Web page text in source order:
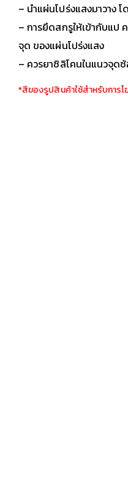
– นำแผ่นโปร่งแสงมาวาง
– การยึดสกรูให้เข้ากับแป
จุด ของแผ่นโปร่งแสง
– ควรยาซิลิโคนในแนวจุด
*สีของรูปสินค้าใช้สำหรับการโ